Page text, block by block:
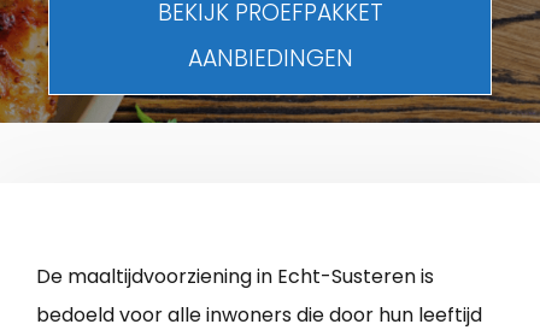
BEKIJK PROEFPAKKET
AANBIEDINGEN
De maaltijdvoorziening in Echt-Susteren is
bedoeld voor alle inwoners die door hun leeftijd